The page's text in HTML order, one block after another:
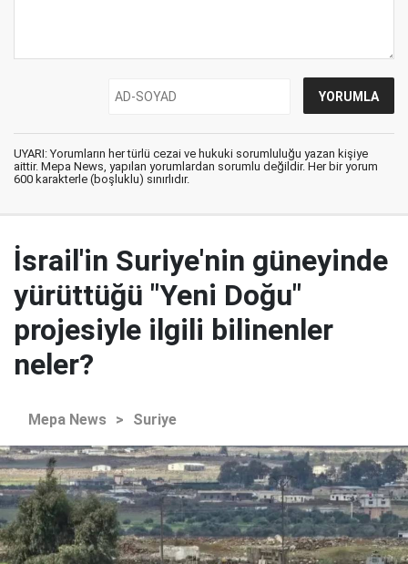
UYARI: Yorumların her türlü cezai ve hukuki sorumluluğu yazan kişiye
aittir. Mepa News, yapılan yorumlardan sorumlu değildir. Her bir yorum
600 karakterle (boşluklu) sınırlıdır.
İsrail'in Suriye'nin güneyinde
yürüttüğü "Yeni Doğu"
projesiyle ilgili bilinenler
neler?
Mepa News > Suriye